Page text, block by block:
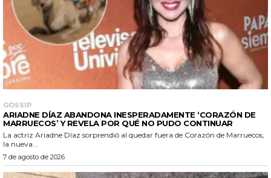
GOSSIP
ARIADNE DÍAZ ABANDONA INESPERADAMENTE ‘CORAZÓN DE
MARRUECOS’ Y REVELA POR QUÉ NO PUDO CONTINUAR
La actriz Ariadne Díaz sorprendió al quedar fuera de Corazón de Marruecos,
la nueva...
7 de agosto de 2026